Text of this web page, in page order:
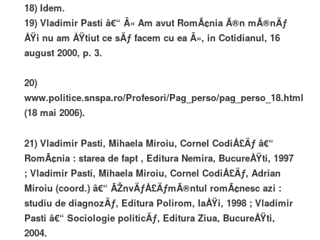
18) Idem.
19) Vladimir Pasti â€“ Â« Am avut RomÃ¢nia Ã®n mÃ®nÄƒ
ÅŸi nu am ÅŸtiut ce sÄƒ facem cu ea Â», in Cotidianul, 16
august 2000, p. 3.
20)
www.politice.snspa.ro/Profesori/Pag_perso/pag_perso_18.html
(18 mai 2006).
21) Vladimir Pasti, Mihaela Miroiu, Cornel CodiÅ£Äƒ â€“
RomÃ¢nia : starea de fapt , Editura Nemira, BucureÅŸti, 1997
; Vladimir Pasti, Mihaela Miroiu, Cornel CodiÅ£Äƒ, Adrian
Miroiu (coord.) â€“ ÃŽnvÄƒÅ£ÄƒmÃ®ntul romÃ¢nesc azi :
studiu de diagnozÄƒ, Editura Polirom, IaÅŸi, 1998 ; Vladimir
Pasti â€“ Sociologie politicÄƒ, Editura Ziua, BucureÅŸti,
2004.